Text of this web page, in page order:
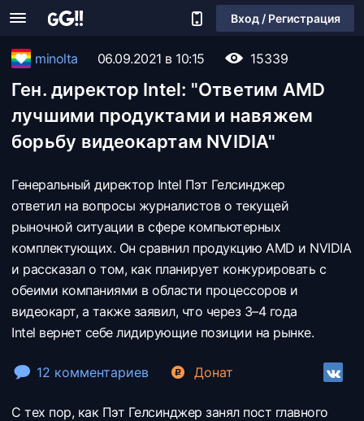
Вход / Регистрация
minolta 06.09.2021 в 10:15 15339
Ген. директор Intel: "Ответим AMD
лучшими продуктами и навяжем
борьбу видеокартам NVIDIA"
Генеральный директор Intel Пэт Гелсинджер
ответил на вопросы журналистов о текущей
рыночной ситуации в сфере компьютерных
комплектующих. Он сравнил продукцию AMD и NVIDIA
и рассказал о том, как планирует конкурировать с
обеими компаниями в области процессоров и
видеокарт, а также заявил, что через 3–4 года
Intel вернет себе лидирующие позиции на рынке.
12 комментариев Донат
С тех пор, как Пэт Гелсинджер занял пост главного